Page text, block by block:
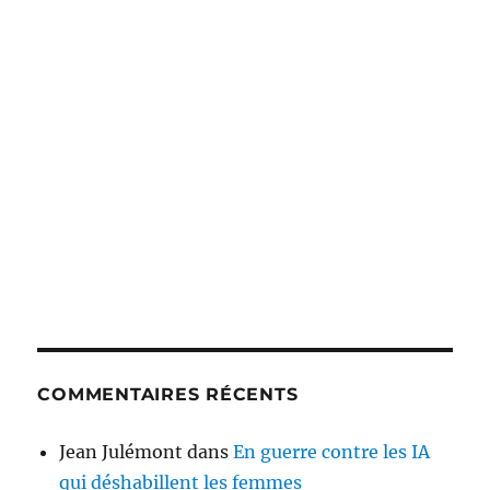
COMMENTAIRES RÉCENTS
Jean Julémont dansEn guerre contre les IA
qui déshabillent les femmes